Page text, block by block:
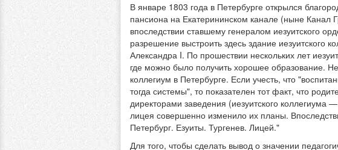
В январе 1803 года в Петербурге открылся
пансиона на Екатерининском канале (ныне
впоследствии ставшему генералом иезуитского
разрешение выстроить здесь здание иезуитского
Александра I. По прошествии нескольких лет
где можно было получить хорошее образование.
коллегиум в Петербурге. Если учесть, что
тогда системы", то показателен тот факт, что
директорами заведения (иезуитского коллегиума —
лицея совершенно изменило их планы.
Петербург. Езуиты. Тургенев. Лицей."
Для того, чтобы сделать вывод о значении